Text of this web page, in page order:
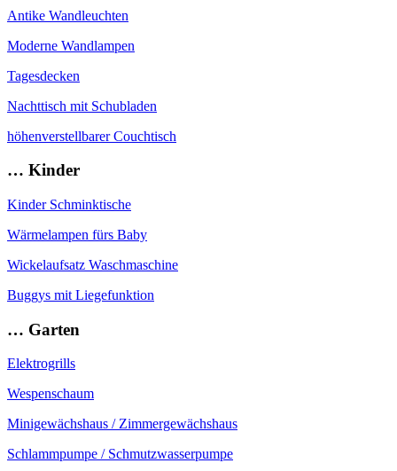
Antike Wandleuchten
Moderne Wandlampen
Tagesdecken
Nachttisch mit Schubladen
höhenverstellbarer Couchtisch
… Kinder
Kinder Schminktische
Wärmelampen fürs Baby
Wickelaufsatz Waschmaschine
Buggys mit Liegefunktion
… Garten
Elektrogrills
Wespenschaum
Minigewächshaus / Zimmergewächshaus
Schlammpumpe / Schmutzwasserpumpe